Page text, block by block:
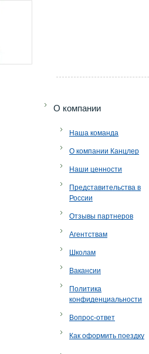
O компании
Наша команда
О компании Канцлер
Наши ценности
Представительства в
России
Отзывы партнеров
Агентствам
Школам
Вакансии
Политика
конфиденциальности
Вопрос-ответ
Как оформить поездку